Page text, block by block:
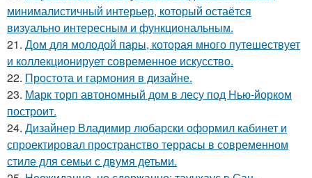
минималистичный интерьер, который остаётся
визуально интересным и функциональным.
21. Дом для молодой пары, которая много путешествует
и коллекционирует современное искусство.
22. Простота и гармония в дизайне.
23. Марк торп автономный дом в лесу под Нью-йорком
построит.
24. Дизайнер Владимир любарски оформил кабинет и
спроектировал пространство террасы в современном
стиле для семьи с двумя детьми.